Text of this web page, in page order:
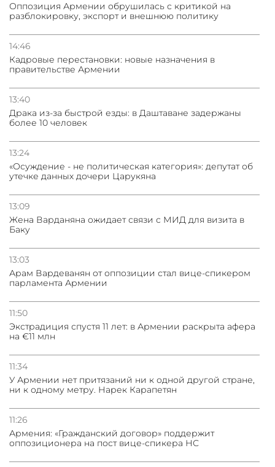
Оппозиция Армении обрушилась с критикой на
разблокировку, экспорт и внешнюю политику
14:46
Кадровые перестановки: новые назначения в
правительстве Армении
13:40
Драка из-за быстрой езды: в Даштаване задержаны
более 10 человек
13:24
«Осуждение - не политическая категория»: депутат об
утечке данных дочери Царукяна
13:09
Жена Варданяна ожидает связи с МИД для визита в
Баку
13:03
Арам Вардеванян от оппозиции стал вице-спикером
парламента Армении
11:50
Экстрадиция спустя 11 лет: в Армении раскрыта афера
на €11 млн
11:34
У Армении нет притязаний ни к одной другой стране,
ни к одному метру. Нарек Карапетян
11:26
Армения: «Гражданский договор» поддержит
оппозиционера на пост вице-спикера НС